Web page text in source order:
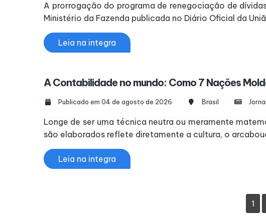
A prorrogação do programa de renegociação de
Ministério da Fazenda publicada no Diário Oficial da
Leia na integra
A Contabilidade no mundo: Como 7 Nações
Publicado em 04 de agosto de 2026 Brasil
Longe de ser uma técnica neutra ou meramente
são elaborados reflete diretamente a cultura, o
Leia na integra
1